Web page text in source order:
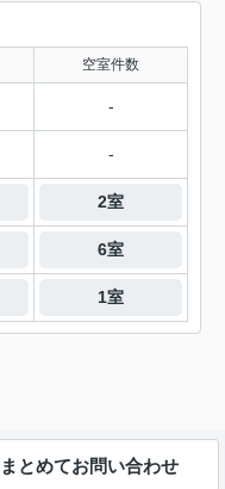
空室件数
-
-
2室
6室
1室
まとめてお問い合わせ